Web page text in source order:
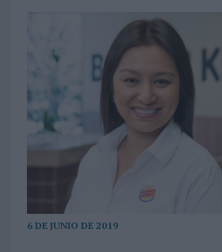
6 DE JUNIO DE 2019